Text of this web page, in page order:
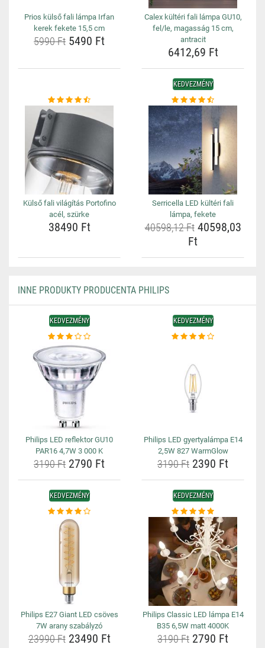
Prios külső fali lámpa Irfan
kerek fekete 15,5 cm
5990 Ft 5490 Ft
Calex kültéri fali lámpa GU10,
fel/le, magasság 15 cm,
antracit
6412,69 Ft
Külső fali világítás Portofino
acél, szürke
38490 Ft
KEDVEZMÉNY
Serricella LED kültéri fali
lámpa, fekete
40598,12 Ft40598,03
Ft
INNE PRODUKTY PRODUCENTA PHILIPS
KEDVEZMÉNY
Philips LED reflektor GU10
PAR16 4,7W 3 000 K
3190 Ft 2790 Ft
KEDVEZMÉNY
Philips LED gyertyalámpa E14
2,5W 827 WarmGlow
3190 Ft 2390 Ft
KEDVEZMÉNY
Philips E27 Giant LED csöves
7W arany szabályzó
23990 Ft23490 Ft
KEDVEZMÉNY
Philips Classic LED lámpa E14
B35 6,5W matt 4000K
3190 Ft 2790 Ft